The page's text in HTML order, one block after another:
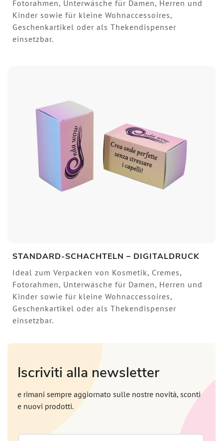
Fotorahmen, Unterwäsche für Damen, Herren und
Kinder sowie für kleine Wohnaccessoires,
Geschenkartikel oder als Thekendispenser
einsetzbar.
STANDARD-SCHACHTELN – DIGITALDRUCK
Ideal zum Verpacken von Kosmetik, Cremes,
Fotorahmen, Unterwäsche für Damen, Herren und
Kinder sowie für kleine Wohnaccessoires,
Geschenkartikel oder als Thekendispenser
einsetzbar.
Iscriviti alla newsletter
e rimani sempre aggiornato sulle nostre novità, sconti
e nuovi prodotti.